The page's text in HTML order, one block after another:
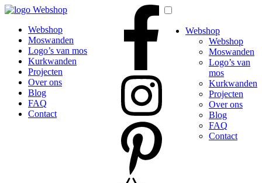
Webshop
Webshop
Moswanden
Logo’s van mos
Kurkwanden
Projecten
Over ons
Blog
FAQ
Contact
Webshop
Webshop
Moswanden
Logo’s van
mos
Kurkwanden
Projecten
Over ons
Blog
FAQ
Contact